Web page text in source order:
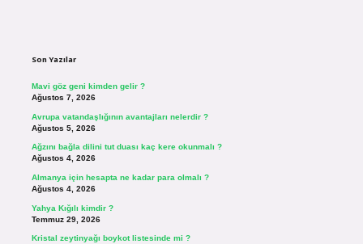
Son Yazılar
Mavi göz geni kimden gelir ?
Ağustos 7, 2026
Avrupa vatandaşlığının avantajları nelerdir ?
Ağustos 5, 2026
Ağzını bağla dilini tut duası kaç kere okunmalı ?
Ağustos 4, 2026
Almanya için hesapta ne kadar para olmalı ?
Ağustos 4, 2026
Yahya Kığılı kimdir ?
Temmuz 29, 2026
Kristal zeytinyağı boykot listesinde mi ?